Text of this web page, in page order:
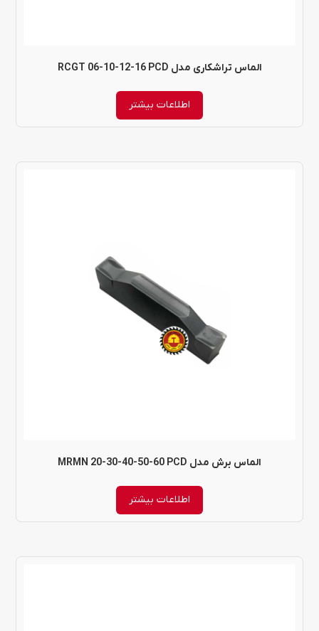
الماس تراشکاری مدل RCGT 06-10-12-16 PCD
اطلاعات بیشتر
الماس برش مدل MRMN 20-30-40-50-60 PCD
اطلاعات بیشتر